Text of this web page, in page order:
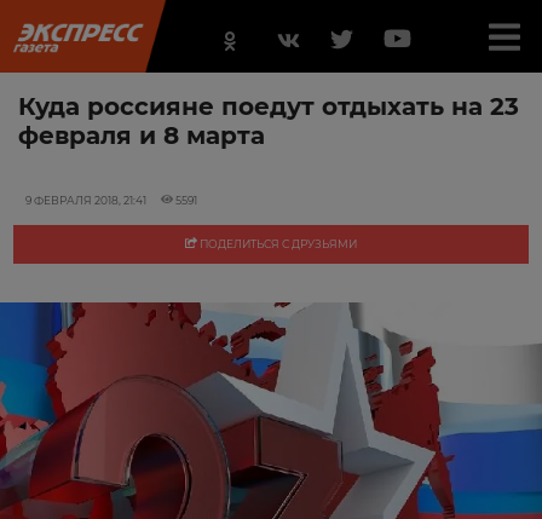
Куда россияне поедут отдыхать на 23
февраля и 8 марта
9 ФЕВРАЛЯ 2018, 21:41 5591
ПОДЕЛИТЬСЯ С ДРУЗЬЯМИ